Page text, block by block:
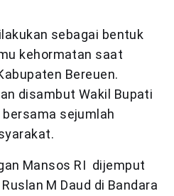
sebagai bentuk
kehormatan saat
Bereuen.
disambut Wakil Bupati
sejumlah
Mansos RI dijemput
M Daud di Bandara